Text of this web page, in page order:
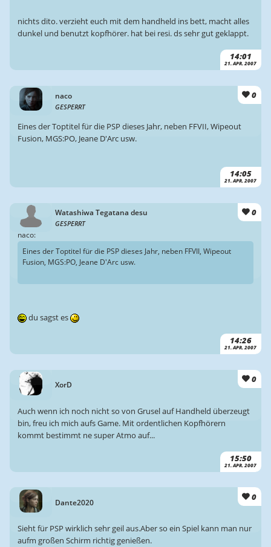
14:01
21. APR. 2007
nichts dito. verzieht euch mit dem handheld ins bett, macht alles
dunkel und benutzt kopfhörer. hat bei resi. ds sehr gut geklappt.
naco
GESPERRT
0
14:05
21. APR. 2007
Eines der Toptitel für die PSP dieses Jahr, neben FFVII, Wipeout
Fusion, MGS:PO, Jeane D'Arc usw.
Watashiwa Tegatana desu
GESPERRT
0
14:26
21. APR. 2007
naco:
Eines der Toptitel für die PSP dieses Jahr, neben FFVII, Wipeout
Fusion, MGS:PO, Jeane D'Arc usw.
du sagst es
XorD
0
15:50
21. APR. 2007
Auch wenn ich noch nicht so von Grusel auf Handheld überzeugt
bin, freu ich mich aufs Game. Mit ordentlichen Kopfhörern
kommt bestimmt ne super Atmo auf...
Dante2020
0
Sieht für PSP wirklich sehr geil aus.Aber so ein Spiel kann man nur
aufm großen Schirm richtig genießen.